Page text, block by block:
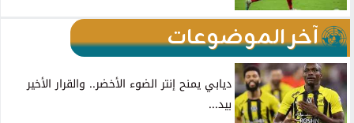
آخر الموضوعات
ديابي يمنح إنتر الضوء الأخضر.. والقرار الأخير
بيد...